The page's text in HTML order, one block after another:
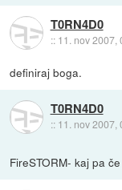
T0RN4D0
:: 11. nov 2007,
definiraj boga.
T0RN4D0
:: 11. nov 2007,
FireSTORM- kaj pa